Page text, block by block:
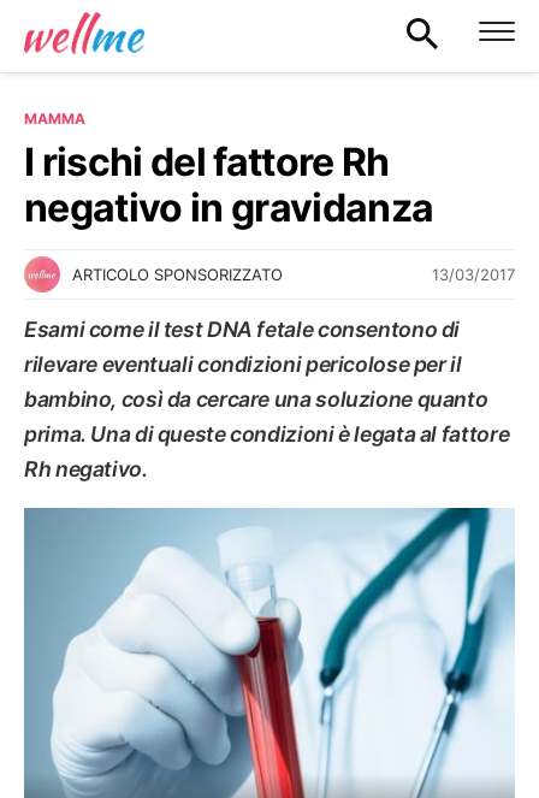
MAMMA
I rischi del fattore Rh
negativo in gravidanza
ARTICOLO SPONSORIZZATO 13/03/2017
Esami come il test DNA fetale consentono di
rilevare eventuali condizioni pericolose per il
bambino, così da cercare una soluzione quanto
prima. Una di queste condizioni è legata al fattore
Rh negativo.